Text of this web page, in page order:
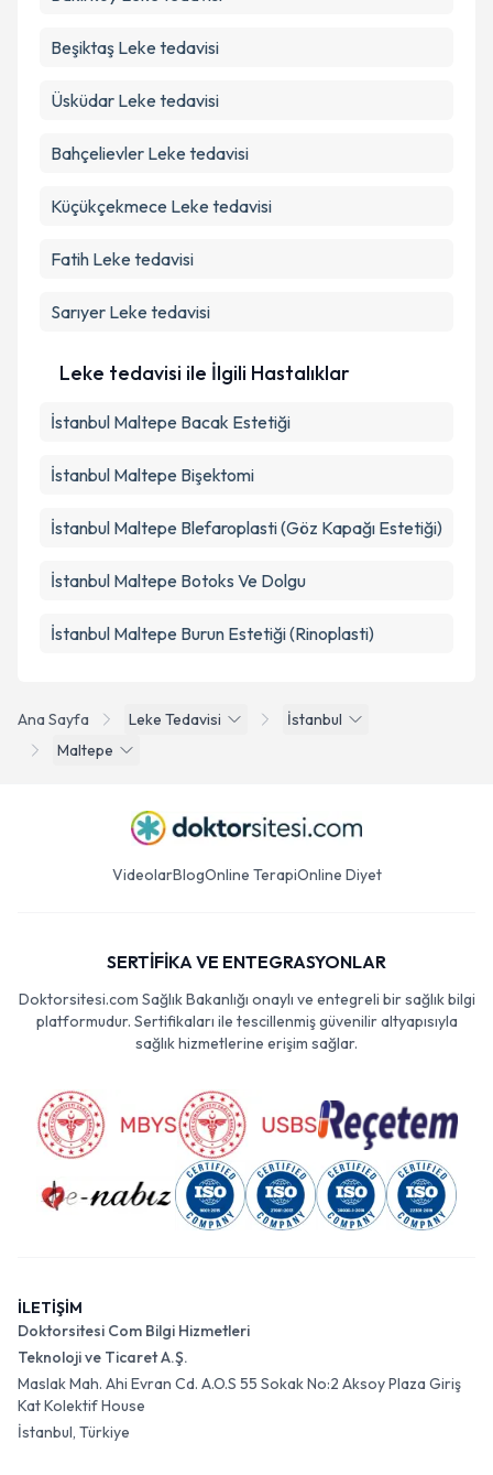
Ana Sayfa Leke Tedavisi
İstanbul
Maltepe
Beşiktaş Leke tedavisi
Üsküdar Leke tedavisi
Bahçelievler Leke tedavisi
Küçükçekmece Leke tedavisi
Fatih Leke tedavisi
Sarıyer Leke tedavisi
Leke tedavisi ile İlgili Hastalıklar
İstanbul Maltepe Bacak Estetiği
İstanbul Maltepe Bişektomi
İstanbul Maltepe Blefaroplasti (Göz Kapağı Estetiği)
İstanbul Maltepe Botoks Ve Dolgu
İstanbul Maltepe Burun Estetiği (Rinoplasti)
VideolarBlogOnline TerapiOnline Diyet
SERTİFİKA VE ENTEGRASYONLAR
Doktorsitesi.com Sağlık Bakanlığı onaylı ve entegreli bir sağlık bilgi
platformudur. Sertifikaları ile tescillenmiş güvenilir altyapısıyla
sağlık hizmetlerine erişim sağlar.
İLETİŞİM
Doktorsitesi Com Bilgi Hizmetleri
Teknoloji ve Ticaret A.Ş.
Maslak Mah. Ahi Evran Cd. A.O.S 55 Sokak No:2 Aksoy Plaza Giriş
Kat Kolektif House
İstanbul, Türkiye